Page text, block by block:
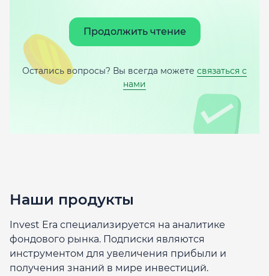
Продолжить чтение
Остались вопросы? Вы всегда можете связаться с
нами
Наши продукты
Invest Era специализируется на аналитике
фондового рынка. Подписки являются
инструментом для увеличения прибыли и
получения знаний в мире инвестиций.